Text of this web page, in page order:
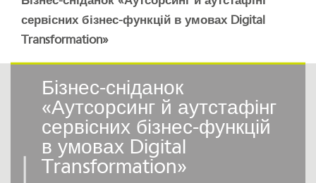
сервісних бізнес-функцій в умовах Digital
Transformation»
Бізнес-сніданок
«Аутсорсинг й аутстафінг
сервісних бізнес-функцій
в умовах Digital
Transformation»